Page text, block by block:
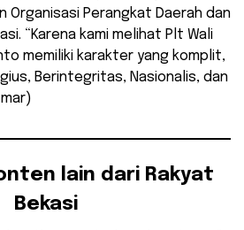
Organisasi Perangkat Daerah dan
“Karena kami melihat Plt Wali
memiliki karakter yang komplit,
Berintegritas, Nasionalis, dan
lain dari Rakyat
Bekasi